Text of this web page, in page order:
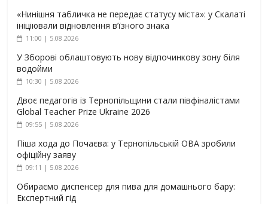
«Нинішня табличка не передає статусу міста»: у Скалаті
ініціювали відновлення в’їзного знака
11:00 | 5.08.2026
У Зборові облаштовують нову відпочинкову зону біля
водойми
10:30 | 5.08.2026
Двоє педагогів із Тернопільщини стали півфіналістами
Global Teacher Prize Ukraine 2026
09:55 | 5.08.2026
Піша хода до Почаєва: у Тернопільській ОВА зробили
офіційну заяву
09:11 | 5.08.2026
Обираємо диспенсер для пива для домашнього бару:
Експертний гід